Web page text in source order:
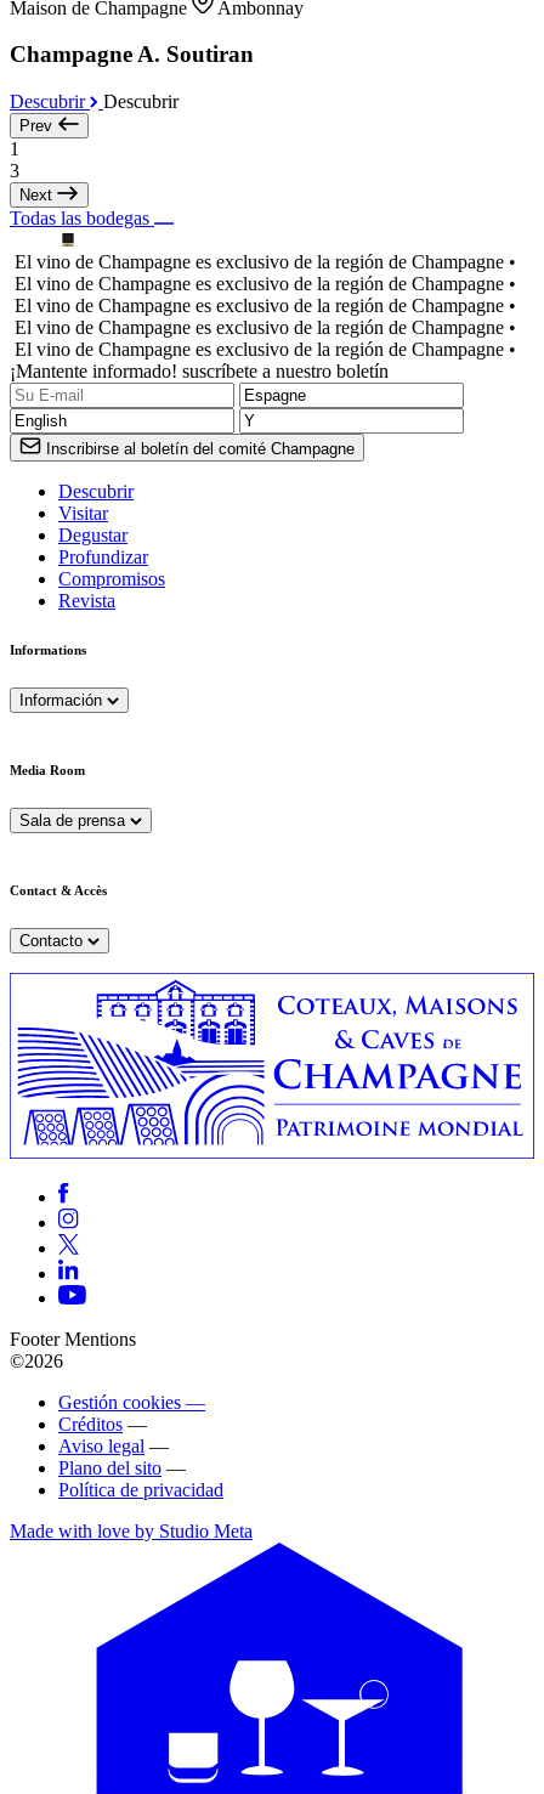
Maison de Champagne Ambonnay
Champagne A. Soutiran
Descubrir Descubrir
Prev
1
3
Next
Todas las bodegas
El vino de Champagne es exclusivo de la región de Champagne •
El vino de Champagne es exclusivo de la región de Champagne •
El vino de Champagne es exclusivo de la región de Champagne •
El vino de Champagne es exclusivo de la región de Champagne •
El vino de Champagne es exclusivo de la región de Champagne •
¡Mantente informado! suscríbete a nuestro boletín
Inscribirse al boletín del comité Champagne
Descubrir
Visitar
Degustar
Profundizar
Compromisos
Revista
Informations
Información
Media Room
Sala de prensa
Contact & Accès
Contacto
Footer Mentions
©2026
Gestión cookies —
Créditos —
Aviso legal —
Plano del sito —
Política de privacidad
Made with love by Studio Meta